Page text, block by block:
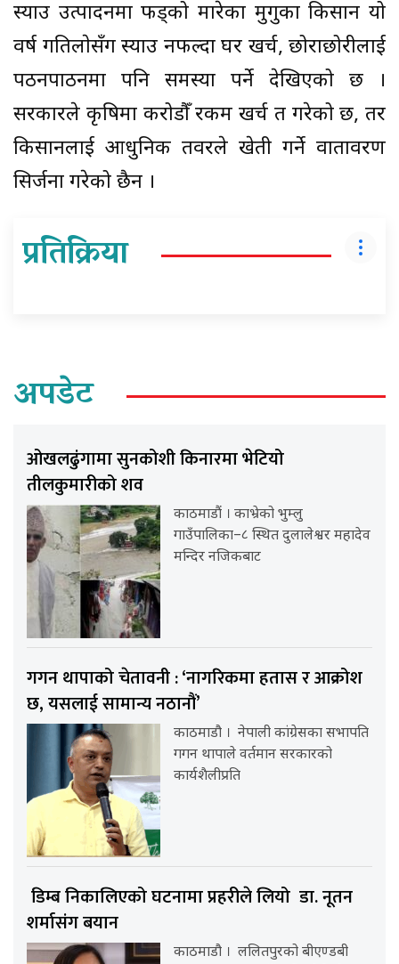
स्याउ उत्पादनमा फड्को मारेका मुगुका किसान यो
वर्ष गतिलाेसँग स्याउ नफल्दा घर खर्च, छोराछोरीलाई
पठनपाठनमा पनि समस्या पर्ने देखिएको छ ।
सरकारले कृषिमा करोडौँ रकम खर्च त गरेको छ, तर
किसानलाई आधुनिक तवरले खेती गर्ने वातावरण
सिर्जना गरेको छैन ।
प्रतिक्रिया
अपडेट
ओखलढुंगामा सुनकोशी किनारमा भेटियो
तीलकुमारीको शव
काठमाडौं । काभ्रेको भुम्लु
गाउँपालिका–८ स्थित दुलालेश्वर महादेव
मन्दिर नजिकबाट
गगन थापाको चेतावनी : ‘नागरिकमा हतास र आक्रोश
छ, यसलाई सामान्य नठानौं’
काठमाडौ । नेपाली कांग्रेसका सभापति
गगन थापाले वर्तमान सरकारको
कार्यशैलीप्रति
डिम्ब निकालिएको घटनामा प्रहरीले लियो डा. नूतन
शर्मासंग बयान
काठमाडौ । ललितपुरको बीएण्डबी